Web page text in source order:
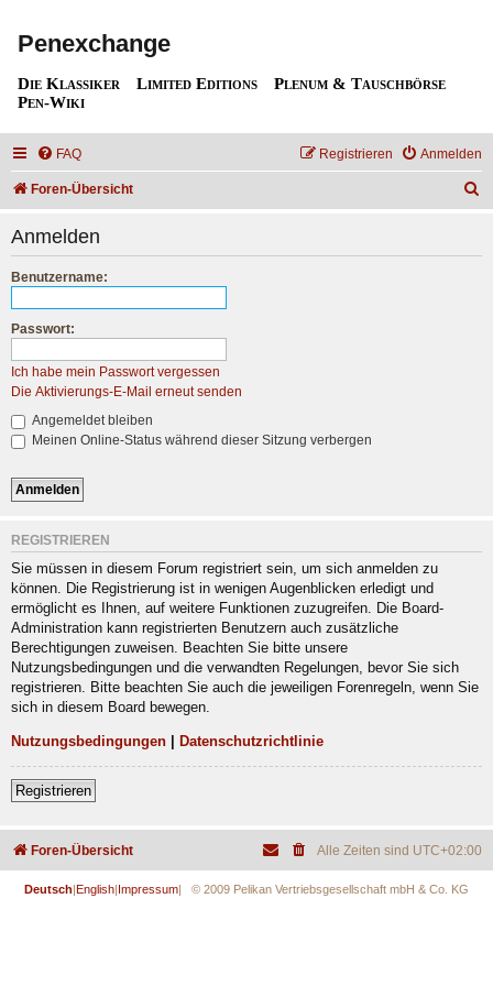
Penexchange
Die Klassiker Limited Editions
Plenum & Tauschbörse
Pen-Wiki
FAQ Anmelden
Registrieren
Foren-Übersicht
Anmelden
Benutzername:
Passwort:
Ich habe mein Passwort vergessen
Die Aktivierungs-E-Mail erneut senden
Angemeldet bleiben
Meinen Online-Status während dieser Sitzung verbergen
REGISTRIEREN
Sie müssen in diesem Forum registriert sein, um sich anmelden zu
können. Die Registrierung ist in wenigen Augenblicken erledigt und
ermöglicht es Ihnen, auf weitere Funktionen zuzugreifen. Die Board-
Administration kann registrierten Benutzern auch zusätzliche
Berechtigungen zuweisen. Beachten Sie bitte unsere
Nutzungsbedingungen und die verwandten Regelungen, bevor Sie sich
registrieren. Bitte beachten Sie auch die jeweiligen Forenregeln, wenn Sie
sich in diesem Board bewegen.
Nutzungsbedingungen Datenschutzrichtlinie
Registrieren
Foren-Übersicht Alle Zeiten sind UTC+02:00
Deutsch English Impressum | © 2009 Pelikan Vertriebsgesellschaft mbH & Co. KG